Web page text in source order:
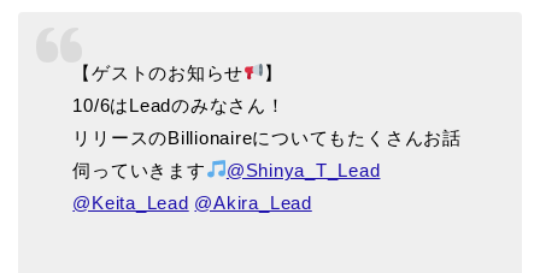
【ゲストのお知らせ
】
10/6はLeadのみなさん！
リリースのBillionaireについてもたくさんお話
伺っていきます
@Shinya_T_Lead
@Keita_Lead @Akira_Lead